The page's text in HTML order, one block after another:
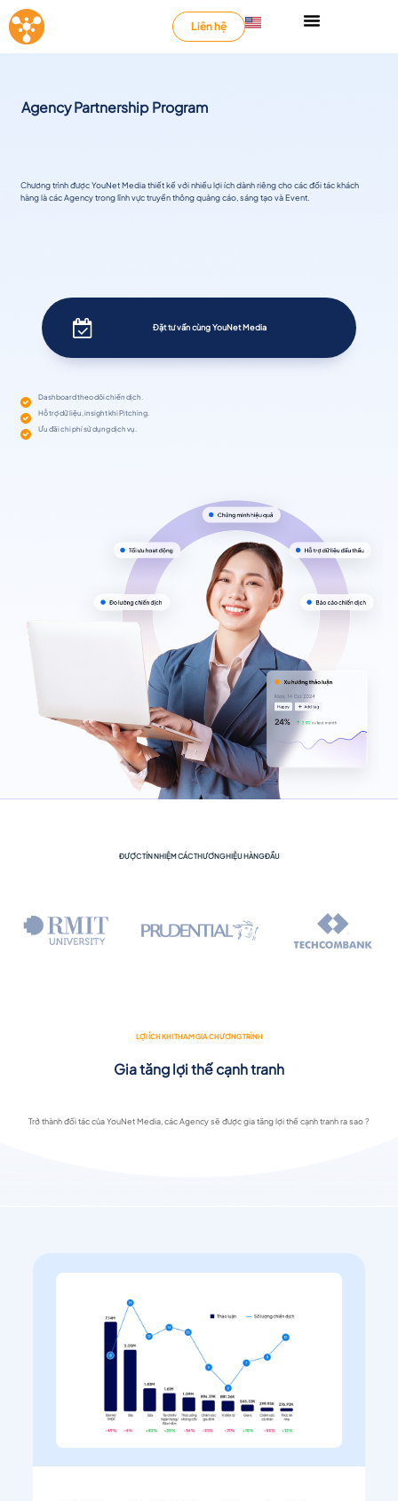
Liên hệ
Agency Partnership Program
Chương trình được YouNet Media thiết kế với nhiều lợi ích dành riêng cho các đối tác khách
hàng là các Agency trong lĩnh vực truyền thông quảng cáo, sáng tạo và Event.
Dashboard theo dõi chiến dịch.
Hỗ trợ dữ liệu, insight khi Pitching.
Ưu đãi chi phí sử dụng dịch vụ.
Đặt tư vấn cùng YouNet Media
ĐƯỢC TÍN NHIỆM CÁC THƯƠNG HIỆU HÀNG ĐẦU
Trở thành đối tác của YouNet Media, các Agency sẽ được gia tăng lợi thế cạnh tranh ra sao ?
LỢI ÍCH KHI THAM GIA CHƯƠNG TRÌNH
Gia tăng lợi thế cạnh tranh